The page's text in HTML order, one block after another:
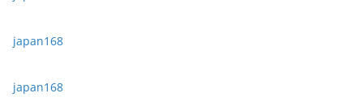
japan168
japan168